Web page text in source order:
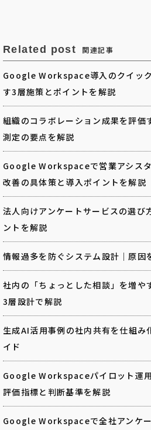
Related post 関連記事
Google Workspace導入のクイッ
す3層施策とポイントを解説
組織のコラボレーション成果を評価
測定の要点を解説
Google Workspaceで営業アシス
改善の具体策と導入ポイントを解説
法人向けアンケートサービスの選び
ントを解説
情報過多を防ぐシステム設計｜原因
社内の「ちょっとした相談」を増や
3層設計で解説
生成AI活用事例の社内共有を仕組み
イド
Google Workspaceパイロット運
評価指標と判断基準を解説
Google Workspaceで全社アンケー